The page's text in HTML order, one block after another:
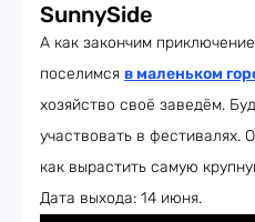
SunnySide
А как закончим
поселимся в маленьком
хозяйство своё заведём.
участвовать в фестивалях.
как вырастить самую
Дата выхода: 14 июня.